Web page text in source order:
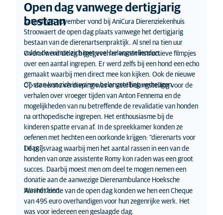
Open dag vanwege dertigjarig
bestaan
Zaterdag 5 november vond bij AniCura Dierenziekenhuis
Stroowaert de open dag plaats vanwege het dertigjarig
bestaan van de dierenartsenpraktijk. Al snel na tien uur
vulde de ruimte zich met veel belangstellenden.
Overal werd uitleg bijgegeven er waren instructieve filmpjes
over een aantal ingrepen. Er werd zelfs bij een hond een echo
gemaakt waarbij men direct mee kon kijken. Ook de nieuwe
CT-scan kon zich in warme belangstelling verheugen.
Op de eerste verdieping was er veel belangstelling voor de
verhalen over vroeger tijden van Anton Fennema en de
mogelijkheden van nu betreffende de revalidatie van honden
na orthopedische ingrepen. Het enthousiasme bij de
kinderen spatte ervan af. In de spreekkamer konden ze
oefenen met hechten een oorkonde krijgen: “dierenarts voor
1 dag.”
De prijsvraag waarbij men het aantal rassen in een van de
honden van onze assistente Romy kon raden was een groot
succes. Daarbij moest men om deel te mogen nemen een
donatie aan de aanwezige Dierenambulance Hoeksche
Waard doen.
Aan het einde van de open dag konden we hen een Cheque
van 495 euro overhandigen voor hun zegenrijke werk. Het
was voor iedereen een geslaagde dag.